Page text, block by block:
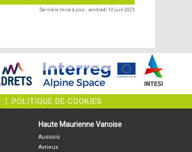
Dernière mise à jour : vendredi 13 juin 2025
| POLITIQUE DE COOKIES
Haute Maurienne Vanoise
Aussois
Avrieux